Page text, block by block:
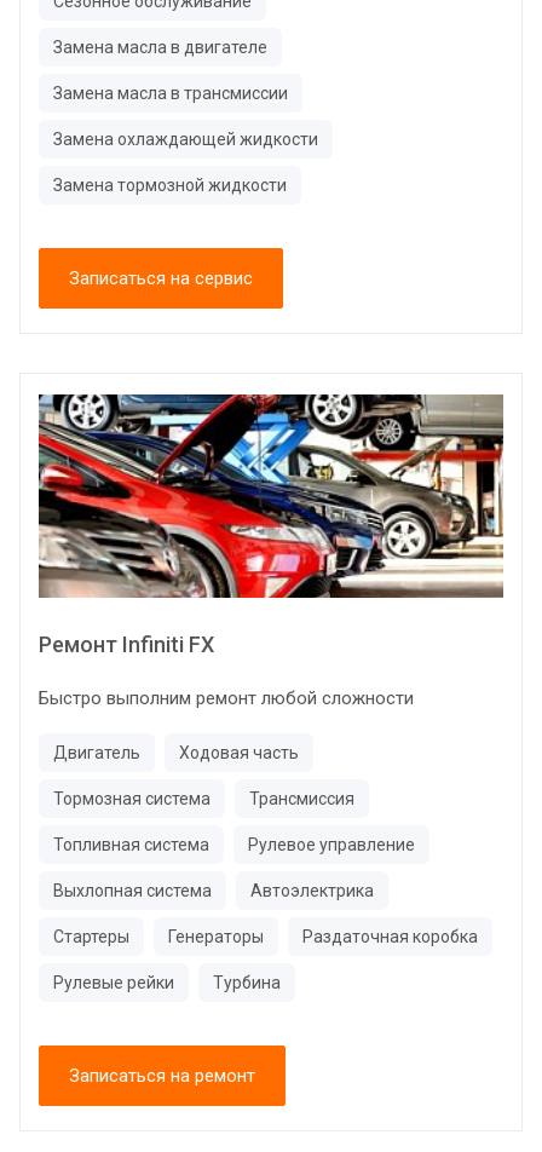
Замена масла в двигателе
Замена масла в трансмиссии
Замена охлаждающей жидкости
Замена тормозной жидкости
Записаться на сервис
Ремонт Infiniti FX
Быстро выполним ремонт любой сложности
Двигатель Ходовая часть
Тормозная система Трансмиссия
Топливная система Рулевое управление
Выхлопная система Автоэлектрика
Стартеры Генераторы Раздаточная коробка
Рулевые рейки Турбина
Записаться на ремонт